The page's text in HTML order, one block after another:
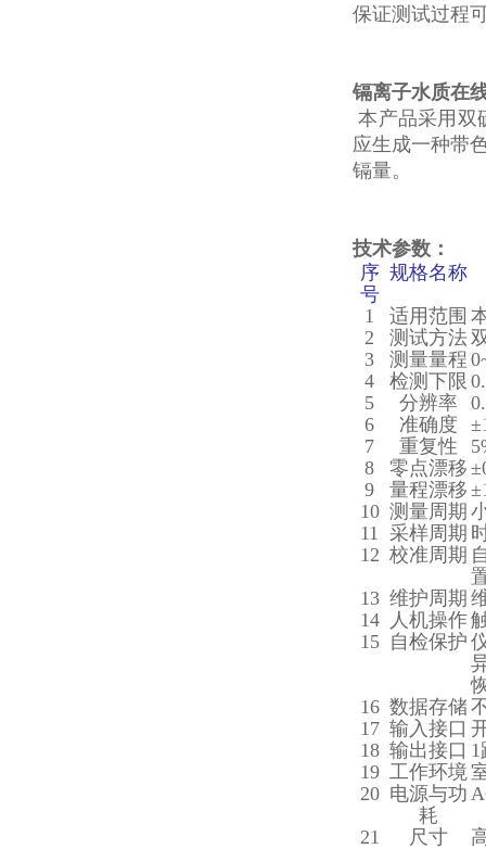
保证测试过程
镉离子水质在
本产品采用双
应生成一种带
镉量。
技术参数：
序
号
规格名称
1
适用范围
2
测试方法
3
测量量程
4
检测下限
5
分辨率
6
准确度 ±
7
重复性
8
零点漂移 ±
9
量程漂移 ±
10 测量周期
11 采样周期
12 校准周期
13 维护周期
14
人机操作
15 自检保护
16 数据存储
17 输入接口
18 输出接口 1
19 工作环境
20 电源与功
耗
21
尺寸